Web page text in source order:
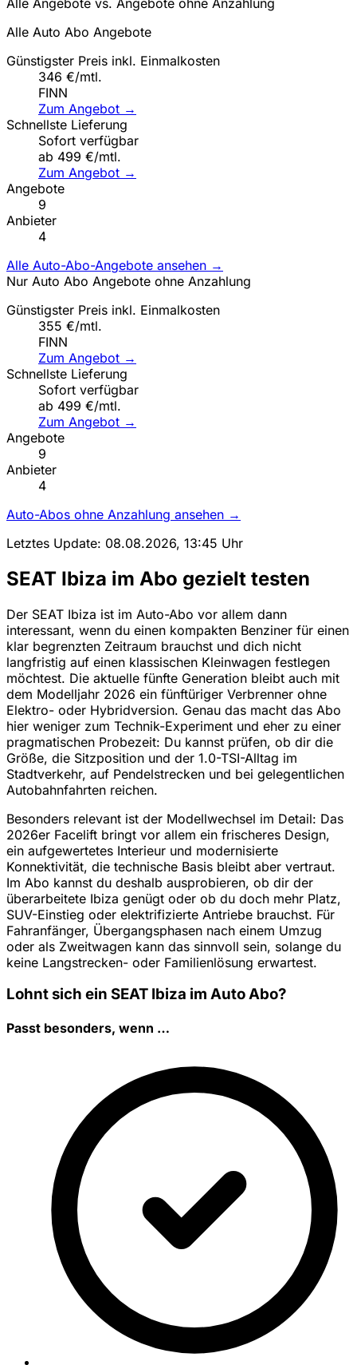
Alle Auto Abo Angebote
Günstigster Preis inkl. Einmalkosten
346 €/mtl.
FINN
Zum Angebot →
Schnellste Lieferung
Sofort verfügbar
ab 499 €/mtl.
Zum Angebot →
Angebote
9
Anbieter
4
Alle Auto-Abo-Angebote ansehen →
Nur Auto Abo Angebote ohne Anzahlung
Günstigster Preis inkl. Einmalkosten
355 €/mtl.
FINN
Zum Angebot →
Schnellste Lieferung
Sofort verfügbar
ab 499 €/mtl.
Zum Angebot →
Angebote
9
Anbieter
4
Auto-Abos ohne Anzahlung ansehen →
Letztes Update: 08.08.2026, 13:45 Uhr
SEAT Ibiza im Abo gezielt testen
Der SEAT Ibiza ist im Auto-Abo vor allem dann
interessant, wenn du einen kompakten Benziner für einen
klar begrenzten Zeitraum brauchst und dich nicht
langfristig auf einen klassischen Kleinwagen festlegen
möchtest. Die aktuelle fünfte Generation bleibt auch mit
dem Modelljahr 2026 ein fünftüriger Verbrenner ohne
Elektro- oder Hybridversion. Genau das macht das Abo
hier weniger zum Technik-Experiment und eher zu einer
pragmatischen Probezeit: Du kannst prüfen, ob dir die
Größe, die Sitzposition und der 1.0-TSI-Alltag im
Stadtverkehr, auf Pendelstrecken und bei gelegentlichen
Autobahnfahrten reichen.
Besonders relevant ist der Modellwechsel im Detail: Das
2026er Facelift bringt vor allem ein frischeres Design,
ein aufgewertetes Interieur und modernisierte
Konnektivität, die technische Basis bleibt aber vertraut.
Im Abo kannst du deshalb ausprobieren, ob dir der
überarbeitete Ibiza genügt oder ob du doch mehr Platz,
SUV-Einstieg oder elektrifizierte Antriebe brauchst. Für
Fahranfänger, Übergangsphasen nach einem Umzug
oder als Zweitwagen kann das sinnvoll sein, solange du
keine Langstrecken- oder Familienlösung erwartest.
Lohnt sich ein SEAT Ibiza im Auto Abo?
Passt besonders, wenn …